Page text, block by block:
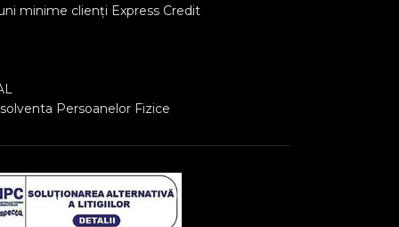
minime clienți Express Credit
Persoanelor Fizice